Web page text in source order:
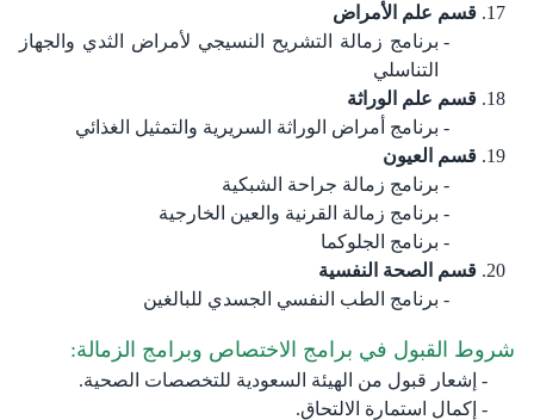
قسم علم الأمراض
برنامج زمالة التشريح النسيجي لأمراض الثدي والجهاز
التناسلي
قسم علم الوراثة
برنامج أمراض الوراثة السريرية والتمثيل الغذائي
قسم العيون
برنامج زمالة جراحة الشبكية
برنامج زمالة القرنية والعين الخارجية
برنامج الجلوكما
قسم الصحة النفسية
برنامج الطب النفسي الجسدي للبالغين​​​​​​​​​
شروط القبول في برامج الاختصاص وبرامج الزمالة:
إشعار قبول من الهيئة السعودية للتخصصات الصحية.
إكمال استمارة الالتحاق.